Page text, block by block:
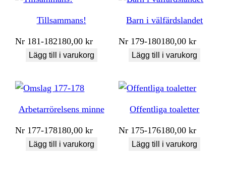
Tillsammans!
Nr 181-182180,00kr
Lägg till i varukorg
Barn i välfärdslandet
Nr 179-180180,00kr
Lägg till i varukorg
Arbetarrörelsens minne
Nr 177-178180,00kr
Lägg till i varukorg
Offentliga toaletter
Nr 175-176180,00kr
Lägg till i varukorg